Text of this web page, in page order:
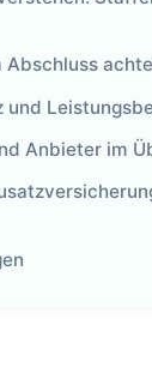
Abschluss
und
Anbieter im